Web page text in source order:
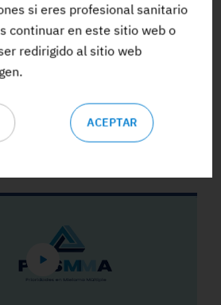
si eres profesional sanitario
continuar en este sitio web o
redirigido al sitio web
ACEPTAR
TODA LA FORMACIÓN